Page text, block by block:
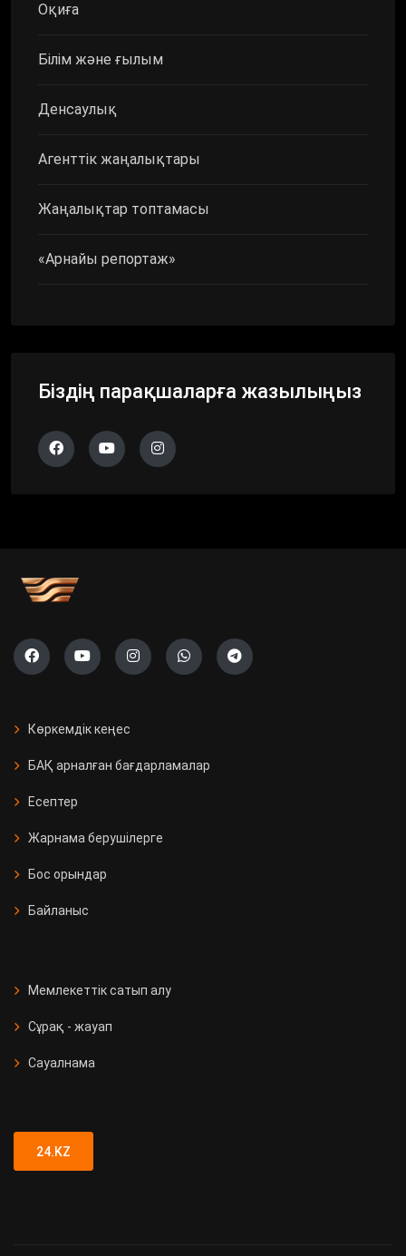
Оқиға
Білім және ғылым
Денсаулық
Агенттік жаңалықтары
Жаңалықтар топтамасы
«Арнайы репортаж»
Біздің парақшаларға жазылыңыз
Көркемдік кеңес
БАҚ арналған бағдарламалар
Есептер
Жарнама берушілерге
Бос орындар
Байланыс
Мемлекеттік сатып алу
Сұрақ - жауап
Сауалнама
24.KZ